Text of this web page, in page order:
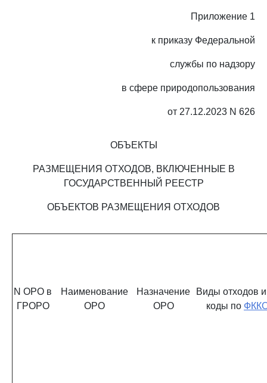
Приложение 1
к приказу Федеральной
службы по надзору
в сфере природопользования
от 27.12.2023 N 626
ОБЪЕКТЫ
РАЗМЕЩЕНИЯ ОТХОДОВ, ВКЛЮЧЕННЫЕ В
ГОСУДАРСТВЕННЫЙ РЕЕСТР
ОБЪЕКТОВ РАЗМЕЩЕНИЯ ОТХОДОВ
N ОРО в
ГРОРО
Наименование
ОРО
Назначение
ОРО
Виды отходов
коды по